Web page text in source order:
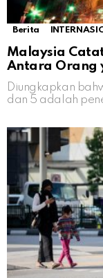
Berita
Malaysia
Antara Orang
Diungkapkan
dan 5 adalah